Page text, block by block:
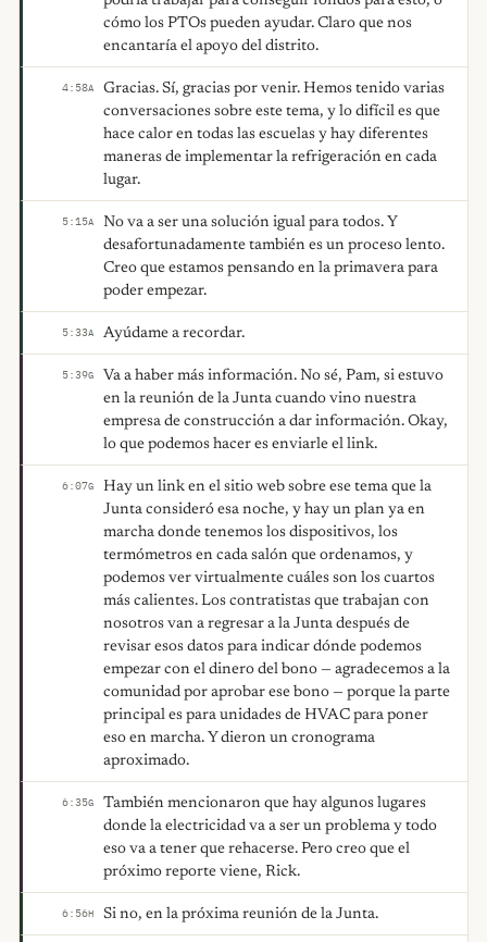
cómo los PTOs pueden ayudar. Claro que nos
encantaría el apoyo del distrito.
4:58A
Gracias. Sí, gracias por venir. Hemos tenido varias
conversaciones sobre este tema, y lo difícil es que
hace calor en todas las escuelas y hay diferentes
maneras de implementar la refrigeración en cada
lugar.
5:15A
No va a ser una solución igual para todos. Y
desafortunadamente también es un proceso lento.
Creo que estamos pensando en la primavera para
poder empezar.
5:33A Ayúdame a recordar.
5:39G
Va a haber más información. No sé, Pam, si estuvo
en la reunión de la Junta cuando vino nuestra
empresa de construcción a dar información. Okay,
lo que podemos hacer es enviarle el link.
6:07G
Hay un link en el sitio web sobre ese tema que la
Junta consideró esa noche, y hay un plan ya en
marcha donde tenemos los dispositivos, los
termómetros en cada salón que ordenamos, y
podemos ver virtualmente cuáles son los cuartos
más calientes. Los contratistas que trabajan con
nosotros van a regresar a la Junta después de
revisar esos datos para indicar dónde podemos
empezar con el dinero del bono — agradecemos a la
comunidad por aprobar ese bono — porque la parte
principal es para unidades de HVAC para poner
eso en marcha. Y dieron un cronograma
aproximado.
6:35G
También mencionaron que hay algunos lugares
donde la electricidad va a ser un problema y todo
eso va a tener que rehacerse. Pero creo que el
próximo reporte viene, Rick.
6:56H Si no, en la próxima reunión de la Junta.